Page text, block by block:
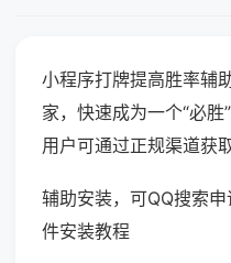
小程序打牌提高胜率辅
家，快速成为一个“必
用户可通过正规渠道获
辅助安装，可QQ搜索
件安装教程